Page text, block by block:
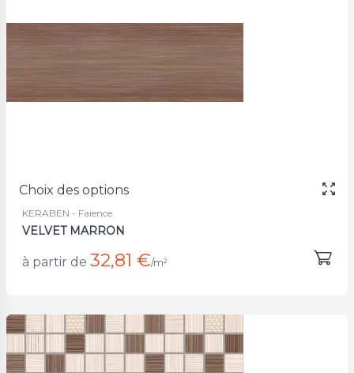
Choix des options
KERABEN - Faience
VELVET MARRON
à partir de 32,81 €/m²